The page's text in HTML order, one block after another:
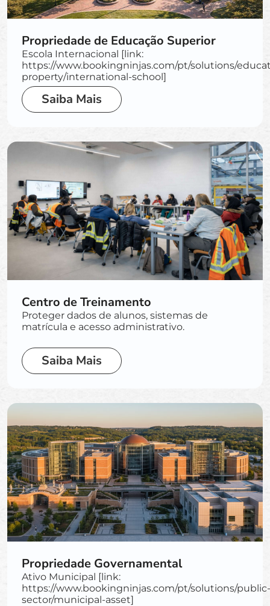
Propriedade de Educação Superior
Escola Internacional [link:
https://www.bookingninjas.com/pt/solutions/
property/international-school]
Saiba Mais
Centro de Treinamento
Proteger dados de alunos, sistemas de
matrícula e acesso administrativo.
Saiba Mais
Propriedade Governamental
Ativo Municipal [link:
https://www.bookingninjas.com/pt/solutions/public-
sector/municipal-asset]